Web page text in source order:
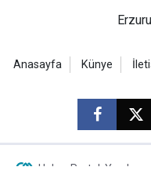
Anasayfa Künye
Haber Portalı Yazılımı